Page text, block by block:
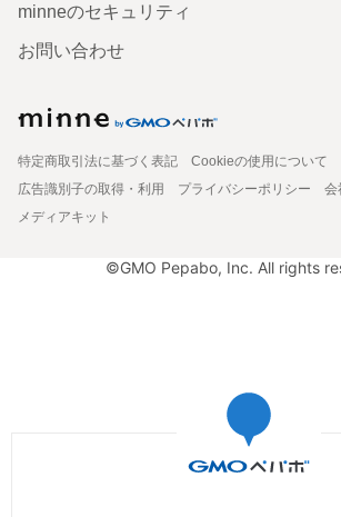
minneのセキュリティ
お問い合わせ
特定商取引法に基づく表記
Cookieの使用について
広告識別子の取得・利用
プライバシーポリシー 会
メディアキット
©GMO Pepabo, Inc. All rights